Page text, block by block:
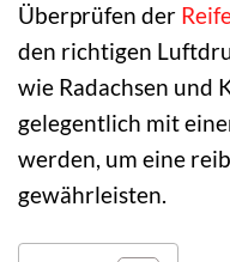
Überprüfen der
den richtigen
wie Radachsen und
gelegentlich mit
werden, um eine
gewährleisten.